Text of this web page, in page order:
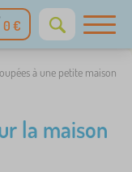
0 €
à une petite maison
la maison